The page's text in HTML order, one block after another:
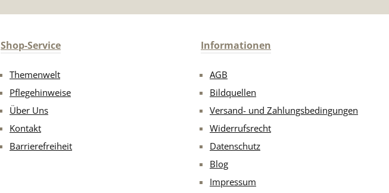
Shop-Service
Themenwelt
Pflegehinweise
Über Uns
Kontakt
Barrierefreiheit
Informationen
AGB
Bildquellen
Versand- und Zahlungsbedingungen
Widerrufsrecht
Datenschutz
Blog
Impressum